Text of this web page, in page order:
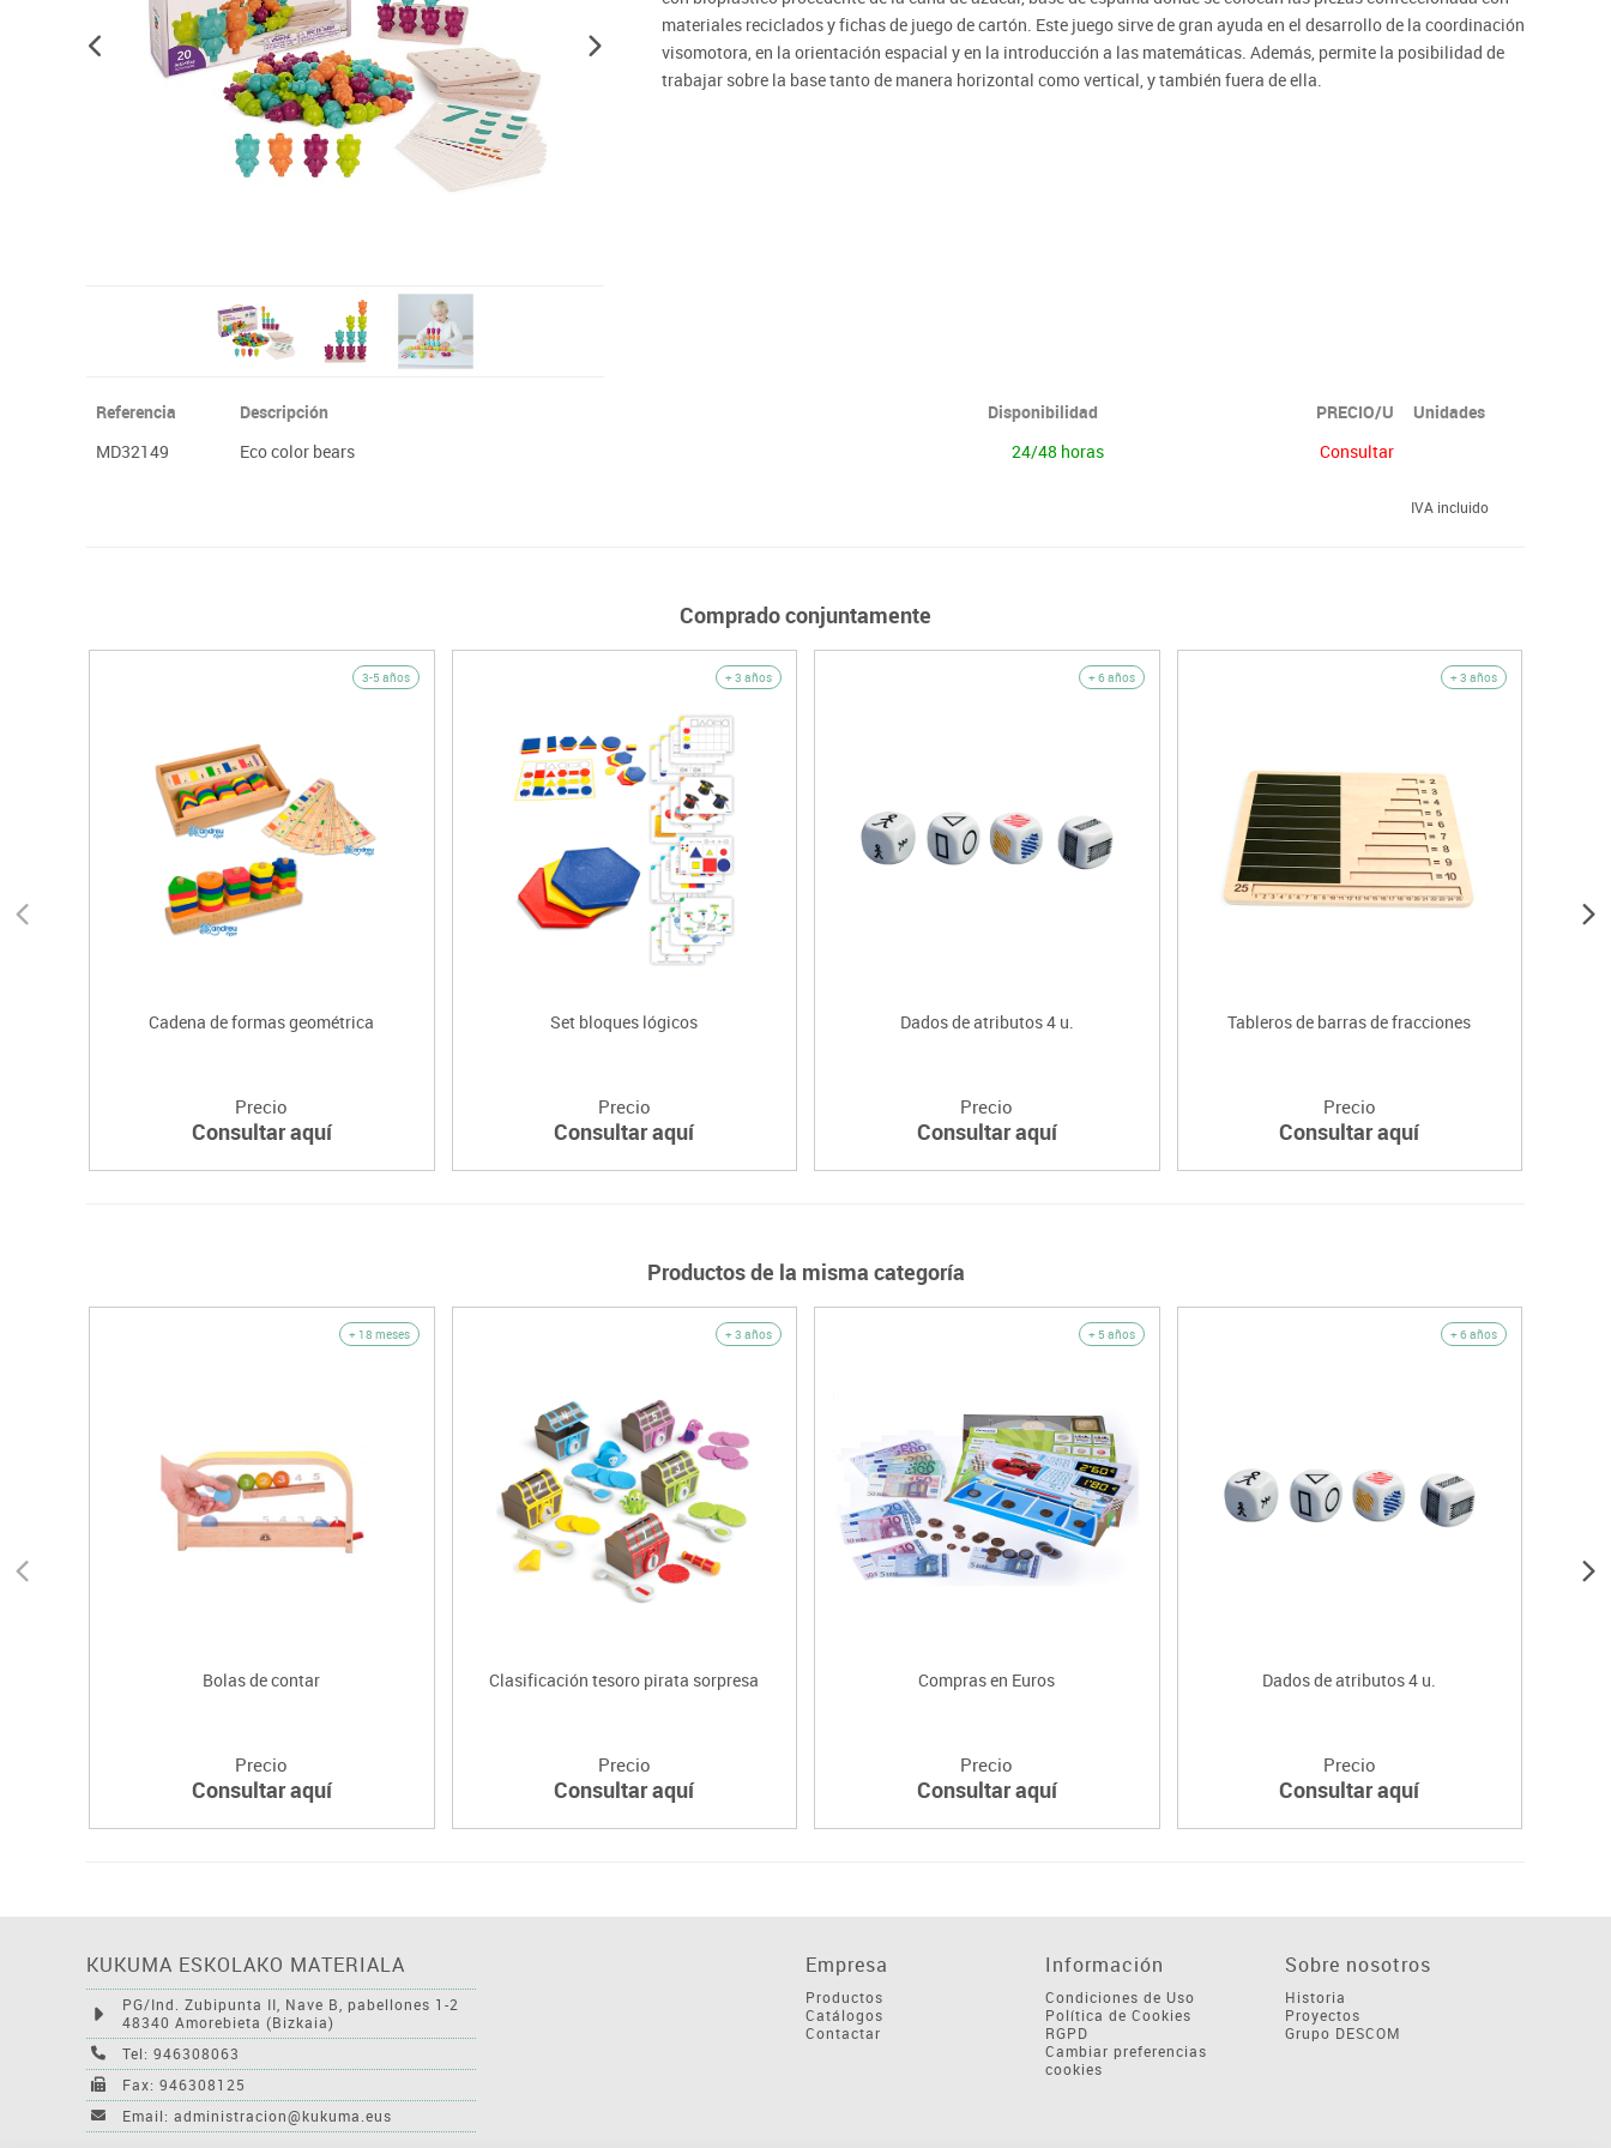
Plastifica, encuaderna, destruye
Papel y manipulados
Lenguaje & idiomas
materiales reciclados y fichas de juego de cartón. Este juego sirve de gran ayuda en el desarrollo de la coordinación
visomotora, en la orientación espacial y en la introducción a las matemáticas. Además, permite la posibilidad de
trabajar sobre la base tanto de manera horizontal como vertical, y también fuera de ella.
Referencia Descripción Disponibilidad PRECIO/U
Unidades
MD32149
Eco color bears 24/48 horas Consultar
IVA incluido
Comprado conjuntamente
3-5 años
Cadena de formas geométrica
Precio
Consultar aquí
+ 3 años
Set bloques lógicos
Precio
Consultar aquí
+ 6 años
Dados de atributos 4 u.
Precio
Consultar aquí
+ 3 años
Tableros de barras de fracciones
Precio
Consultar aquí
Productos de la misma categoría
+ 18 meses
Bolas de contar
Precio
Consultar aquí
+ 3 años
Clasificación tesoro pirata sorpresa
Precio
Consultar aquí
+ 5 años
Compras en Euros
Precio
Consultar aquí
+ 6 años
Dados de atributos 4 u.
Precio
Consultar aquí
KUKUMA ESKOLAKO MATERIALA
PG/Ind. Zubipunta II, Nave B, pabellones 1-2
48340 Amorebieta (Bizkaia)
Tel: 946308063
Fax: 946308125
Email: administracion@kukuma.eus
Empresa
Productos
Catálogos
Contactar
Información
Condiciones de Uso
Política de Cookies
RGPD
Cambiar preferencias
cookies
Sobre nosotros
Historia
Proyectos
Grupo DESCOM